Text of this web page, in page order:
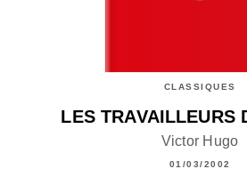
CLASSIQUES
LES TRAVAILLEURS
Victor Hugo
01/03/2002